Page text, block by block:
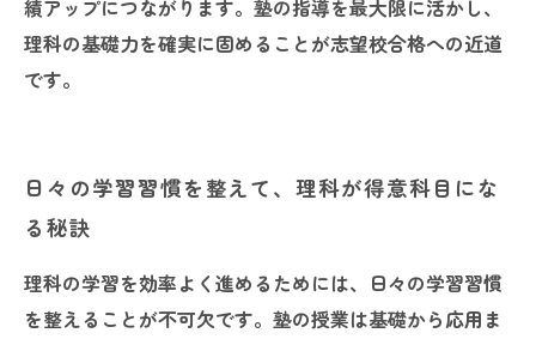
績アップにつながります。塾の指導を最大限に活かし、
理科の基礎力を確実に固めることが志望校合格への近道
です。
日々の学習習慣を整えて、理科が得意科目にな
る秘訣
理科の学習を効率よく進めるためには、日々の学習習慣
を整えることが不可欠です。塾の授業は基礎から応用ま